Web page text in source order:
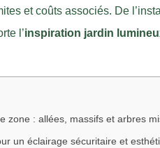
et coûts associés. De
l’inspiration jardin
zone : allées, massifs et arbres
un éclairage sécuritaire et